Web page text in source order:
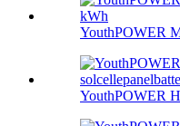
YouthPOWER
YouthPOWER